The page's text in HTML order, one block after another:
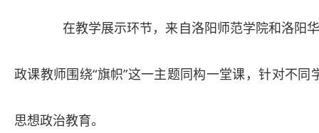
在教学展示环节，来自洛阳师范学院和洛阳
政课教师围绕“旗帜”这一主题同构一堂课，针对不
思想政治教育。